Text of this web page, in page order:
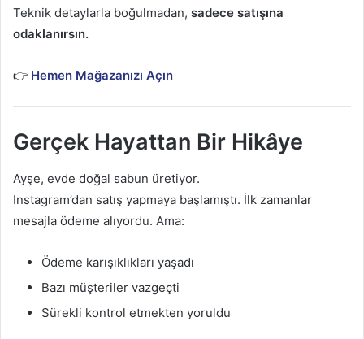
Teknik detaylarla boğulmadan, sadece satışına
odaklanırsın.
👉 Hemen Mağazanızı Açın
Gerçek Hayattan Bir Hikâye
Ayşe, evde doğal sabun üretiyor.
Instagram’dan satış yapmaya başlamıştı. İlk zamanlar
mesajla ödeme alıyordu. Ama:
Ödeme karışıklıkları yaşadı
Bazı müşteriler vazgeçti
Sürekli kontrol etmekten yoruldu